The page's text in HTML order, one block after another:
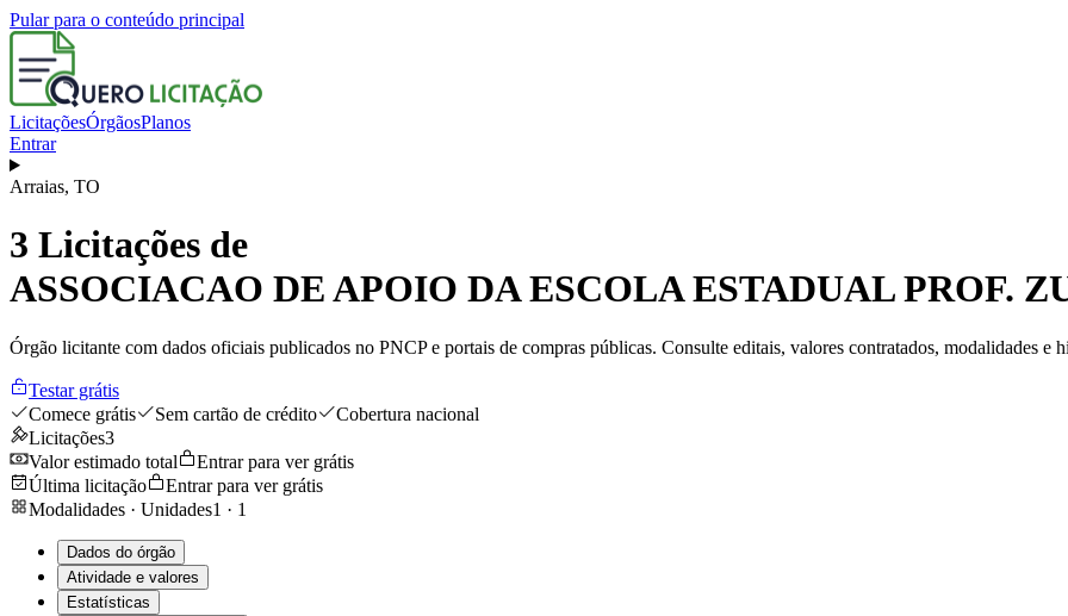
Pular para o conteúdo principal
LicitaçõesÓrgãosPlanos
Entrar
Arraias, TO
3 Licitações de
ASSOCIACAO DE APOIO DA ESCOLA ESTADUAL PROF.
Órgão licitante com dados oficiais publicados no PNCP e portais de compras públicas. Consulte editais, valores contratados, modalidades e
Testar grátis
Comece grátis
Sem cartão de crédito
Cobertura nacional
Licitações3
Valor estimado total
Entrar para ver grátis
Última licitação
Entrar para ver grátis
Modalidades · Unidades1 · 1
Dados do órgão
Atividade e valores
Estatísticas